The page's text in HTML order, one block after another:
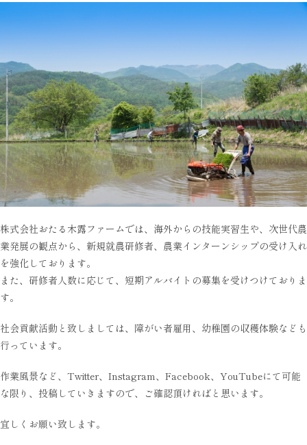
株式会社おたる木露ファームでは、海外からの技能実習生や、次世代農
業発展の観点から、新規就農研修者、農業インターンシップの受け入れ
を強化しております。
また、研修者人数に応じて、短期アルバイトの募集を受けつけておりま
す。
社会貢献活動と致しましては、障がい者雇用、幼稚園の収穫体験なども
行っています。
作業風景など、Twitter、Instagram、Facebook、YouTubeにて可能
な限り、投稿していきますので、ご確認頂ければと思います。
宜しくお願い致します。